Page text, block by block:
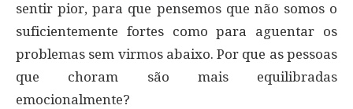
sentir pior, para que pensemos que não somos o
suficientemente fortes como para aguentar os
problemas sem virmos abaixo. Por que as pessoas
que choram são mais equilibradas
emocionalmente?